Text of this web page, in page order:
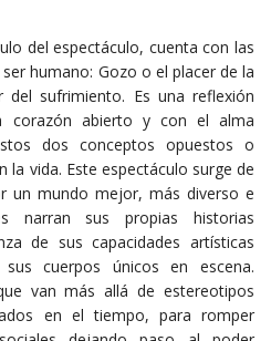
del espectáculo, cuenta con las
humano: Gozo o el placer de la
sufrimiento. Es una reflexión
corazón abierto y con el alma
dos conceptos opuestos o
vida. Este espectáculo surge de
un mundo mejor, más diverso e
narran sus propias historias
de sus capacidades artísticas
cuerpos únicos en escena.
van más allá de estereotipos
en el tiempo, para romper